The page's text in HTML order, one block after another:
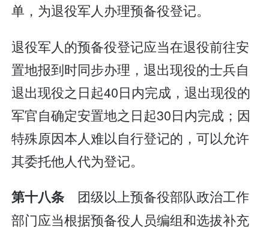
单，为退役军人办理预备役登记。
退役军人的预备役登记应当在退役前往安
置地报到时同步办理，退出现役的士兵自
退出现役之日起40日内完成，退出现役的
军官自确定安置地之日起30日内完成；因
特殊原因本人难以自行登记的，可以允许
其委托他人代为登记。
第十八条 团级以上预备役部队政治工作
部门应当根据预备役人员编组和选拔补充